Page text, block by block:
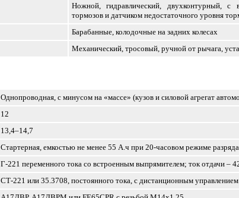
Ножной, гидравлический, двухконтурный, с
тормозов и датчиком недостаточного уровня
Барабанные, колодочные на задних колесах
Механический, тросовый, ручной от рычага,
Однопроводная, с минусом на «массе» (кузов и силовой агрегат
12
13,4–14,7
Стартерная, емкостью не менее 55 А.ч при 20-часовом режиме разряда
Г-221 переменного тока со встроенным выпрямителем; ток отдачи –
СТ-221 или 35.3708, постоянного тока, с дистанционным